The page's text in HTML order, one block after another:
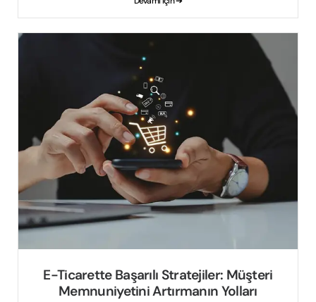
E-Ticarette Başarılı Stratejiler: Müşteri
Memnuniyetini Artırmanın Yolları